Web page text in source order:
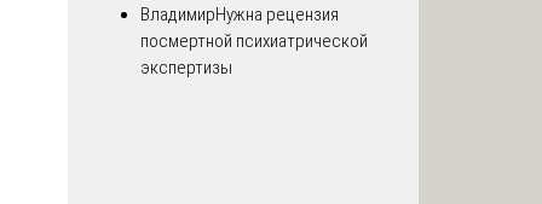
ВладимирНужна рецензия
посмертной психиатрической
экспертизы